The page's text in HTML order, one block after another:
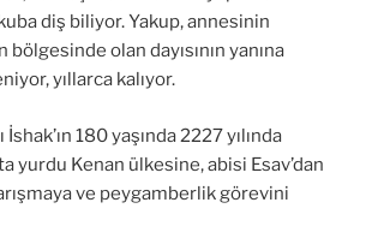
diş biliyor. Yakup, annesinin
olan dayısının yanına
yıllarca kalıyor.
İshak’ın 180 yaşında 2227 yılında
yurdu Kenan ülkesine, abisi Esav’dan
ve peygamberlik görevini